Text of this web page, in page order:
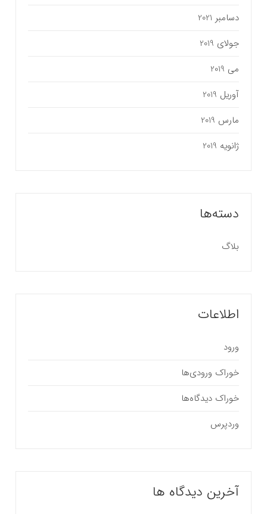
دسامبر 2021
جولای 2019
می 2019
آوریل 2019
مارس 2019
ژانویه 2019
دسته‌ها
بلاگ
اطلاعات
ورود
خوراک ورودی‌ها
خوراک دیدگاه‌ها
وردپرس
آخرین دیدگاه ها